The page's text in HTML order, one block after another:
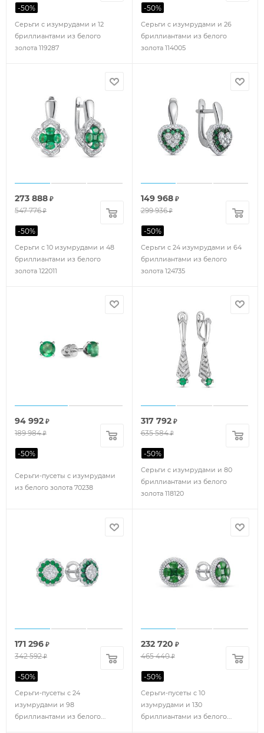
Серьги с изумрудами и 12
бриллиантами из белого
золота 119287
-50%
Серьги с изумрудами и 26
бриллиантами из белого
золота 114005
-50%
Серьги с 10 изумрудами и 48
бриллиантами из белого
золота 122011
273 888 ₽
547 776₽
-50%
Серьги с 24 изумрудами и 64
бриллиантами из белого
золота 124735
149 968₽
299 936₽
-50%
Серьги-пусеты с изумрудами
из белого золота 70238
94 992 ₽
189 984₽
-50%
Серьги с изумрудами и 80
бриллиантами из белого
золота 118120
317 792₽
635 584₽
-50%
Серьги-пусеты с 24
изумрудами и 98
бриллиантами из белого
171 296 ₽
342 592₽
-50%
Серьги-пусеты с 10
изумрудами и 130
бриллиантами из белого
232 720 ₽
465 440₽
-50%